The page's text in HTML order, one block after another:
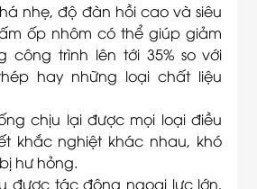
nhẹ, độ đàn hồi cao và siêu
ốp nhôm có thể giúp giảm
công trình lên tới 35% so với
hay những loại chất liệu
chịu lại được mọi loại điều
khắc nghiệt khác nhau, khó
hư hỏng.
được tác động ngoại lực lớn,